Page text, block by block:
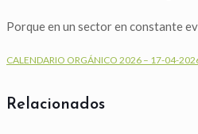
Porque en un sector en constante
CALENDARIO ORGÁNICO 2026 – 17-04-
Relacionados